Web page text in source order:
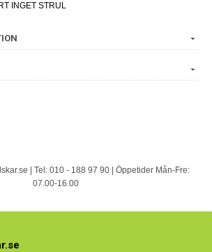
INGET STRUL
| Tel: 010 - 188 97 90 | Öppetider Mån-Fre:
07.00-16.00